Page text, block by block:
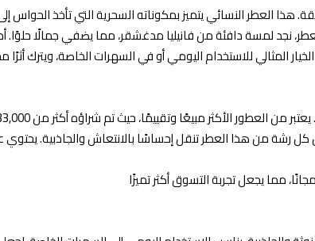
هذا العطر النسائي يتميز بمكوناته السحرية التي تأخذ
نجد لمسة دافئة من فانيليا مدغشقر، مما يضفي جمالًا حلوًا.
رشة من هذا العطر تنقل إحساسًا بالانتعاش والجاذبية. يحتوي